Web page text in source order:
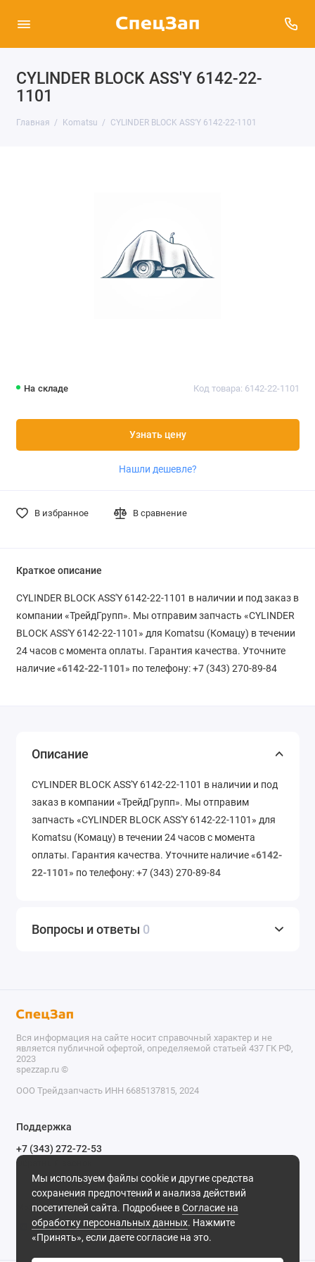
CYLINDER BLOCK ASS'Y 6142-22-
1101
Главная Komatsu CYLINDER BLOCK ASS'Y 6142-22-1101
На складе Код товара: 6142-22-1101
Узнать цену
Нашли дешевле?
В избранное В сравнение
Краткое описание
CYLINDER BLOCK ASS'Y 6142-22-1101 в наличии и под заказ в
компании «ТрейдГрупп». Мы отправим запчасть «CYLINDER
BLOCK ASS'Y 6142-22-1101» для Komatsu (Комацу) в течении
24 часов с момента оплаты. Гарантия качества. Уточните
наличие «6142-22-1101» по телефону: +7 (343) 270-89-84
Описание
CYLINDER BLOCK ASS'Y 6142-22-1101 в наличии и под
заказ в компании «ТрейдГрупп». Мы отправим
запчасть «CYLINDER BLOCK ASS'Y 6142-22-1101» для
Komatsu (Комацу) в течении 24 часов с момента
оплаты. Гарантия качества. Уточните наличие «6142-
22-1101» по телефону: +7 (343) 270-89-84
Вопросы и ответы 0
Мы используем файлы cookie и другие средства
сохранения предпочтений и анализа действий
посетителей сайта. Подробнее вСогласие на
обработку персональных данных. Нажмите
«Принять», если даете согласие на это.
Вся информация на сайте носит справочный характер и не
является публичной офертой, определяемой статьей 437 ГК РФ,
2023
spezzap.ru ©️
ООО Трейдзапчасть ИНН 6685137815, 2024
Поддержка
+7 (343) 272-72-53
Обратный звонок
620030, г. Екатеринбург, ул. Карьерная, д. 14, оф. 14.
Мы в сети